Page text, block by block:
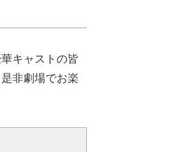
キャストの皆
非劇場でお楽